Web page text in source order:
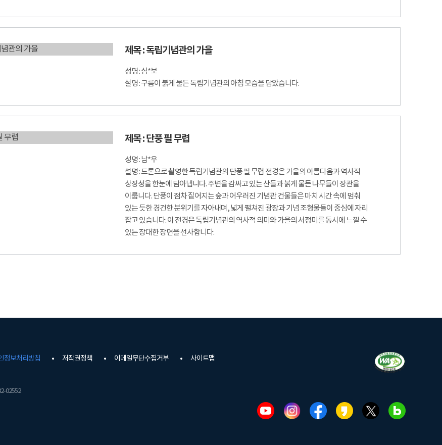
제목 : 독립기념관의 가을
성명 : 심*보
설명 : 구름이 붉게 물든 독립기념관의 아침 모습을 담았습니다.
제목 : 단풍 필 무렵
성명 : 남*우
설명 : 드론으로 촬영한 독립기념관의 단풍 필 무렵 전경은 가을의 아름다움과 역사적
상징성을 한눈에 담아냅니다. 주변을 감싸고 있는 산들과 붉게 물든 나무들이 장관을
이룹니다. 단풍이 점차 짙어지는 숲과 어우러진 기념관 건물들은 마치 시간 속에 멈춰
있는 듯한 경건한 분위기를 자아내며, 넓게 펼쳐진 광장과 기념 조형물들이 중심에 자리
잡고 있습니다. 이 전경은 독립기념관의 역사적 의미와 가을의 서정미를 동시에 느낄 수
있는 장대한 장면을 선사합니다.
정보처리방침 저작권정책 이메일무단수집거부 사이트맵
02552